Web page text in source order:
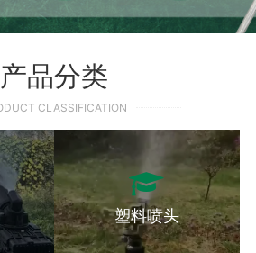
产品分类
CLASSIFICATION
塑料喷头